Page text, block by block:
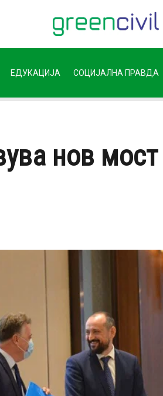
ЕДУКАЦИЈА СОЦИЈАЛНА ПРАВДА
нов